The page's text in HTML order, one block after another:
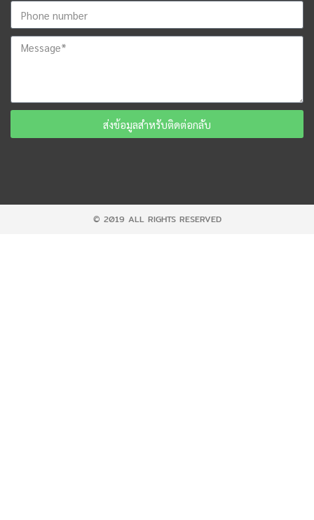
ส่งข้อมูลสำหรับติดต่อกลับ
© 2019 ALL RIGHTS RESERVED​